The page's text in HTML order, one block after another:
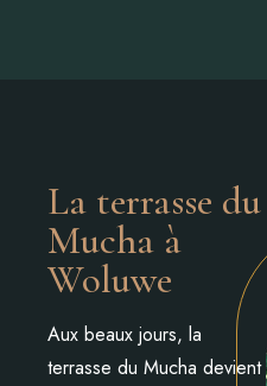
La terrasse du
Mucha à
Woluwe
Aux beaux jours, la
terrasse du Mucha devient